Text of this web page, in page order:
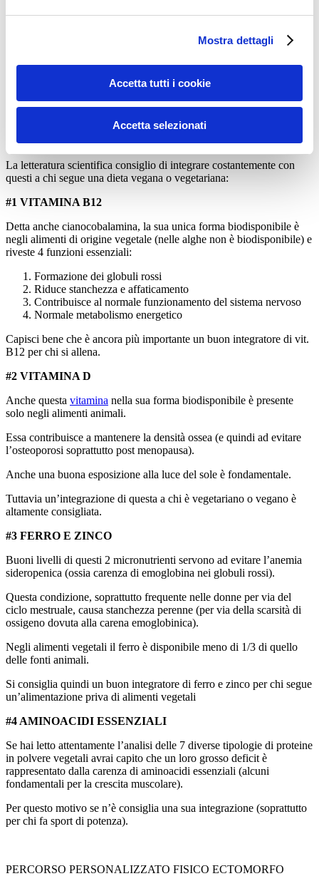
Mostra dettagli
Accetta tutti i cookie
Accetta selezionati
hai visto anche le proteine vegetali differiscono tra loro).
ALTRI 4 INTEGRATORI CONSIGLIATI
PER UNA DIETA VEGERIANA O
carenza di alcuni importanti sostanze importantissime per chi si
allena (e per la nostra salute in generale).
La letteratura scientifica consiglio di integrare costantemente con
questi a chi segue una dieta vegana o vegetariana:
#1 VITAMINA B12
Detta anche cianocobalamina, la sua unica forma biodisponibile è
negli alimenti di origine vegetale (nelle alghe non è biodisponibile) e
riveste 4 funzioni essenziali:
Formazione dei globuli rossi
Riduce stanchezza e affaticamento
Contribuisce al normale funzionamento del sistema nervoso
Normale metabolismo energetico
Capisci bene che è ancora più importante un buon integratore di vit.
B12 per chi si allena.
#2 VITAMINA D
Anche questa vitamina nella sua forma biodisponibile è presente
solo negli alimenti animali.
Essa contribuisce a mantenere la densità ossea (e quindi ad evitare
l’osteoporosi soprattutto post menopausa).
Anche una buona esposizione alla luce del sole è fondamentale.
Tuttavia un’integrazione di questa a chi è vegetariano o vegano è
altamente consigliata.
#3 FERRO E ZINCO
Buoni livelli di questi 2 micronutrienti servono ad evitare l’anemia
sideropenica (ossia carenza di emoglobina nei globuli rossi).
Questa condizione, soprattutto frequente nelle donne per via del
ciclo mestruale, causa stanchezza perenne (per via della scarsità di
ossigeno dovuta alla carena emoglobinica).
Negli alimenti vegetali il ferro è disponibile meno di 1/3 di quello
delle fonti animali.
Si consiglia quindi un buon integratore di ferro e zinco per chi segue
un’alimentazione priva di alimenti vegetali
#4 AMINOACIDI ESSENZIALI
Se hai letto attentamente l’analisi delle 7 diverse tipologie di proteine
in polvere vegetali avrai capito che un loro grosso deficit è
rappresentato dalla carenza di aminoacidi essenziali (alcuni
fondamentali per la crescita muscolare).
Per questo motivo se n’è consiglia una sua integrazione (soprattutto
per chi fa sport di potenza).
PERCORSO PERSONALIZZATO FISICO ECTOMORFO